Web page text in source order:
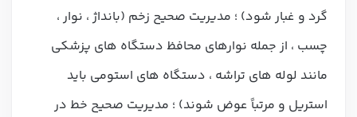
گرد و غبار شود) ؛ مدیریت صحیح زخم (بانداژ ، نوار ،
چسب ، از جمله نوارهای محافظ دستگاه های پزشکی
مانند لوله های تراشه ، دستگاه های استومی باید
استریل و مرتباً عوض شوند) ؛ مدیریت صحیح خط در